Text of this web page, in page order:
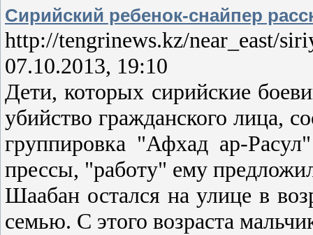
Сирийский ребенок-снайпер
http://tengrinews.kz/near_east/
07.10.2013, 19:10
Дети, которых сирийские
убийство гражданского лица,
группировка "Афхад ар-
прессы, "работу" ему
Шаабан остался на улице в
семью. С этого возраста